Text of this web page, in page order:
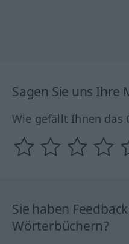
Sagen Sie uns Ihre
Wie gefällt Ihnen das
Sie haben
Wörterbüchern?